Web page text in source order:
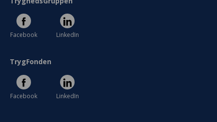
Facebook LinkedIn
TrygFonden
Facebook LinkedIn